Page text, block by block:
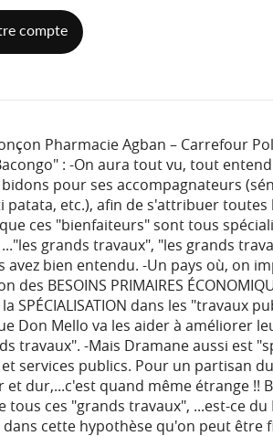
compte
Pharmacie Agban – Carrefour
: -On aura tout vu, tout
pour ses accompagnateurs
etc.), afin de s'attribuer toutes
ces "bienfaiteurs" sont tous
..."les grands travaux", "les grands
avez bien entendu. -Un pays où, on
BESOINS PRIMAIRES
SPÉCIALISATION dans les "travaux
Don Mello va les aider à améliorer
travaux". -Mais Dramane aussi est
et services publics. Pour un partisan du
et dur,...c'est quand même étrange !!
tous ces "grands travaux", ...est-ce du
dans cette hypothèse qu'on peut être